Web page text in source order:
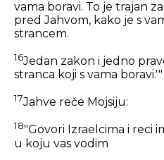
vama boravi. To je trajan
pred Jahvom, kako je s
strancem.
16Jedan zakon i jedno
stranca koji s vama boravi.'"
17Jahve reče Mojsiju:
18"Govori Izraelcima i reci
u koju vas vodim